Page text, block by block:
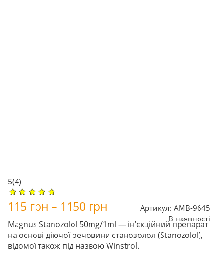
5(4)
Артикул: AMB-9645
В наявності
115 грн – 1150 грн
Magnus Stanozolol 50mg/1ml — ін’єкційний препарат
на основі діючої речовини станозолол (Stanozolol),
відомої також під назвою Winstrol.